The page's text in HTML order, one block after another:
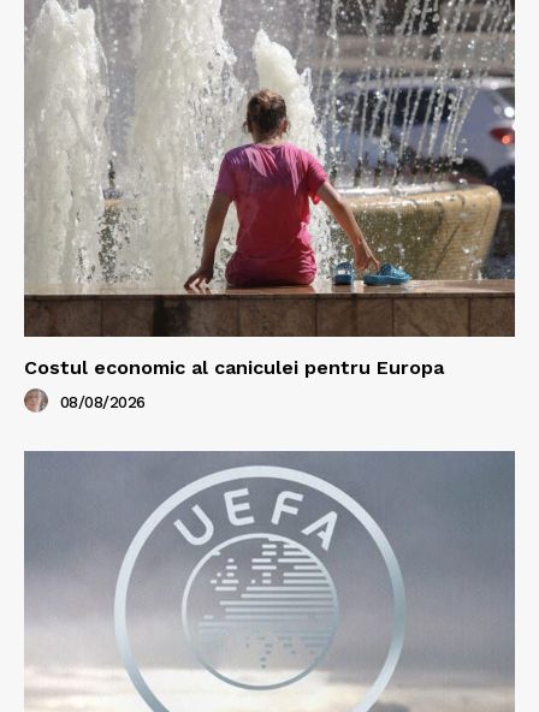
Costul economic al caniculei pentru Europa
08/08/2026